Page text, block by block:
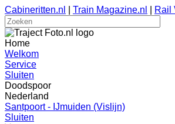
Cabineritten.nl Train Magazine.nl Rail
Home
Welkom
Service
Sluiten
Doodspoor
Nederland
Santpoort - IJmuiden (Vislijn)
Sluiten